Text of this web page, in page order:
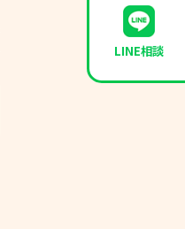
LINE相談